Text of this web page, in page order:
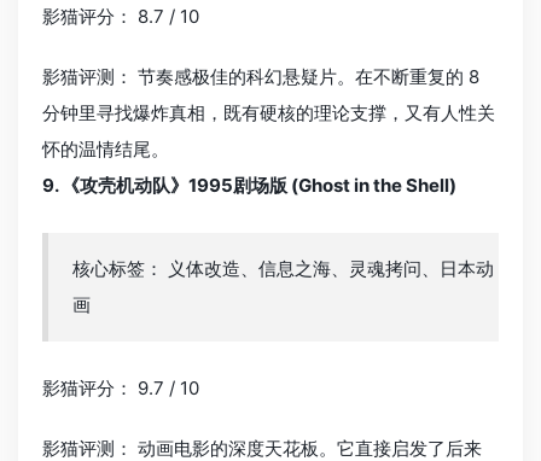
影猫评分： 8.7 / 10
影猫评测： 节奏感极佳的科幻悬疑片。在不断重复的 8
分钟里寻找爆炸真相，既有硬核的理论支撑，又有人性关
怀的温情结尾。
9. 《攻壳机动队》1995剧场版 (Ghost in the Shell)
核心标签： 义体改造、信息之海、灵魂拷问、日本动
画
影猫评分： 9.7 / 10
影猫评测： 动画电影的深度天花板。它直接启发了后来